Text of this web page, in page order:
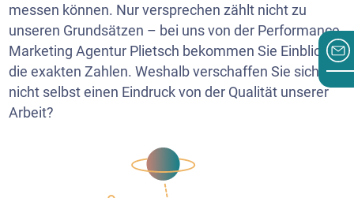
messen können. Nur versprechen zählt nicht zu
unseren Grundsätzen – bei uns von der Performance
Marketing Agentur Plietsch bekommen Sie Einblick in
die exakten Zahlen. Weshalb verschaffen Sie sich
nicht selbst einen Eindruck von der Qualität unserer
Arbeit?